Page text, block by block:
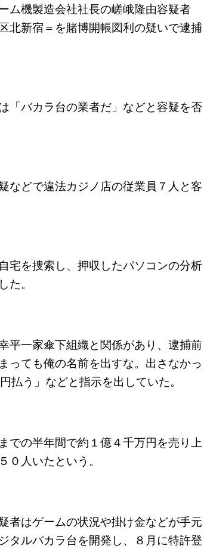
ム機製造会社社長の嵯峨隆由容疑者
北新宿＝を賭博開帳図利の疑いで逮捕
「バカラ台の業者だ」などと容疑を否
などで違法カジノ店の従業員７人と客
宅を捜索し、押収したパソコンの分析
た。
平一家傘下組織と関係があり、逮捕前
っても俺の名前を出すな。出さなかっ
払う」などと指示を出していた。
での半年間で約１億４千万円を売り上
０人いたという。
者はゲームの状況や掛け金などが手元
タルバカラ台を開発し、８月に特許登